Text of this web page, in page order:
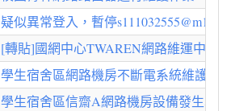
疑似異常登入，暫停
[轉貼]國網中心TWAREN網路維運中心
學生宿舍區網路機房不斷電系統維護工程
學生宿舍區信齋A網路機房設備發生異